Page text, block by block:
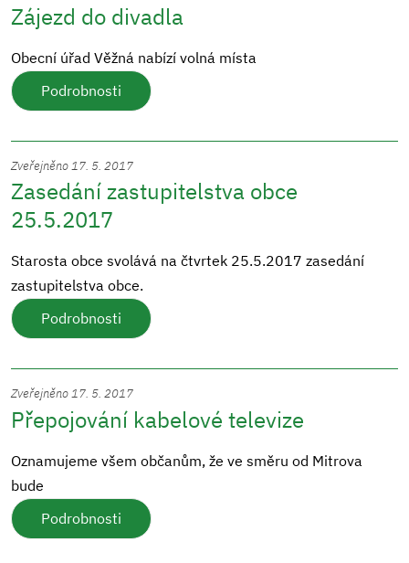
Zájezd do divadla
Obecní úřad Věžná nabízí volná místa
Podrobnosti
Zveřejněno 17. 5. 2017
Zasedání zastupitelstva obce
25.5.2017
Starosta obce svolává na čtvrtek 25.5.2017 zasedání
zastupitelstva obce.
Podrobnosti
Zveřejněno 17. 5. 2017
Přepojování kabelové televize
Oznamujeme všem občanům, že ve směru od Mitrova
bude
Podrobnosti